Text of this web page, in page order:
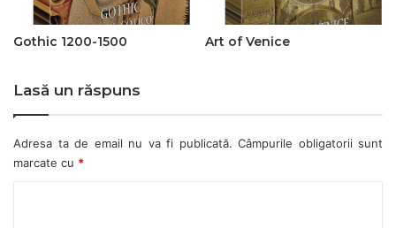
Gothic 1200-1500 Art of Venice
Lasă un răspuns
Adresa ta de email nu va fi publicată. Câmpurile obligatorii sunt
marcate cu *